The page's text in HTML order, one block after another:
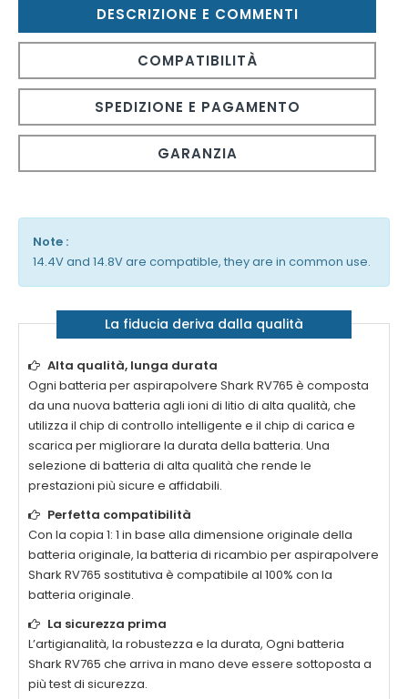
DESCRIZIONE E COMMENTI
COMPATIBILITÀ
SPEDIZIONE E PAGAMENTO
GARANZIA
Note :
14.4V and 14.8V are compatible, they are in common use.
La fiducia deriva dalla qualità
Alta qualità, lunga durata
Ogni batteria per aspirapolvere Shark RV765 è composta
da una nuova batteria agli ioni di litio di alta qualità, che
utilizza il chip di controllo intelligente e il chip di carica e
scarica per migliorare la durata della batteria. Una
selezione di batteria di alta qualità che rende le
prestazioni più sicure e affidabili.
Perfetta compatibilità
Con la copia 1: 1 in base alla dimensione originale della
batteria originale, la batteria di ricambio per aspirapolvere
Shark RV765 sostitutiva è compatibile al 100% con la
batteria originale.
La sicurezza prima
L’artigianalità, la robustezza e la durata, Ogni batteria
Shark RV765 che arriva in mano deve essere sottoposta a
più test di sicurezza.